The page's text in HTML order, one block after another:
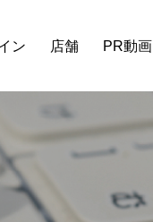
ン 店舗 PR動画